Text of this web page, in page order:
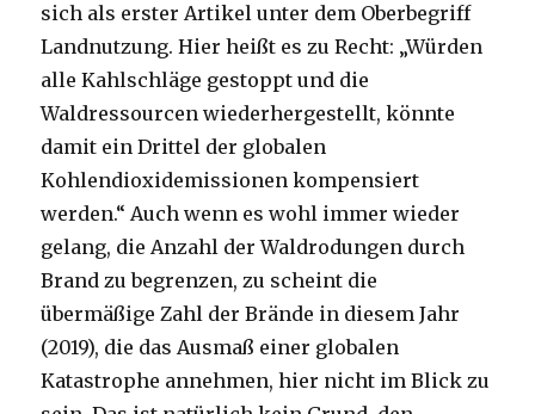
sich als erster Artikel unter dem Oberbegriff
Landnutzung. Hier heißt es zu Recht: „Würden
alle Kahlschläge gestoppt und die
Waldressourcen wiederhergestellt, könnte
damit ein Drittel der globalen
Kohlendioxidemissionen kompensiert
werden.“ Auch wenn es wohl immer wieder
gelang, die Anzahl der Waldrodungen durch
Brand zu begrenzen, zu scheint die
übermäßige Zahl der Brände in diesem Jahr
(2019), die das Ausmaß einer globalen
Katastrophe annehmen, hier nicht im Blick zu